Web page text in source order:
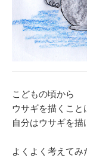
こどもの頃から
ウサギを描くこと
自分はウサギを
よくよく考えてみ